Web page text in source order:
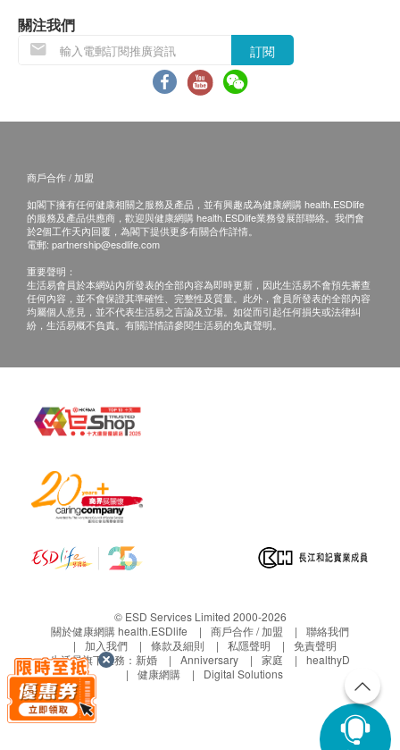
免責聲明：
所有健康檢查/服務並非作為醫務診斷或治療用途。當閣
下身體健康出現任何疾病徵兆時，應立即諮詢有認可資
格的醫生，作出診斷及治療。
致的損失、損害、受傷或法律訴訟，健康網購
向提供服務之體檢中心或商戶提出。
關注我們
訂閱
商戶合作 / 加盟
如閣下擁有任何健康相關之服務及產品，並有興趣成為健康網購 health.ESDlife
的服務及產品供應商，歡迎與健康網購 health.ESDlife業務發展部聯絡。我們會
於2個工作天內回覆，為閣下提供更多有關合作詳情。
電郵: partnership@esdlife.com
重要聲明：
生活易會員於本網站內所發表的全部內容為即時更新，因此生活易不會預先審查
任何內容，並不會保證其準確性、完整性及質量。此外，會員所發表的全部內容
均屬個人意見，並不代表生活易之言論及立場。如從而引起任何損失或法律糾
紛，生活易概不負責。有關詳情請參閱生活易的免責聲明。
© ESD Services Limited 2000-2026
關於健康網購 health.ESDlife
商戶合作 / 加盟
聯絡我們
加入我們
條款及細則 私隱聲明
免責聲明
生活易旗下業務： 新婚 Anniversary 家庭
healthyD
健康網購
Digital Solutions